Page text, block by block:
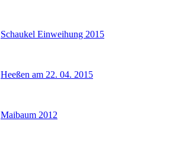
Schaukel Einweihung 2015
Heeßen am 22. 04. 2015
Maibaum 2012